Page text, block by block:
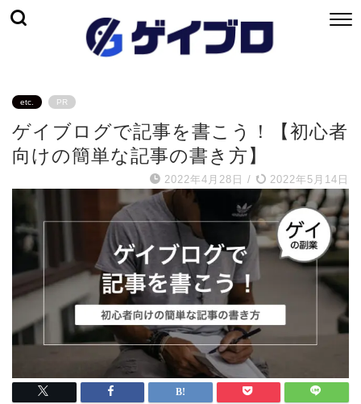
etc. PR
ゲイブログで記事を書こう！【初心者
向けの簡単な記事の書き方】
2022年4月28日 / 2022年5月14日